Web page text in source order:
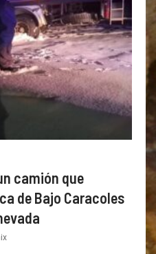
camión que
de Bajo Caracoles